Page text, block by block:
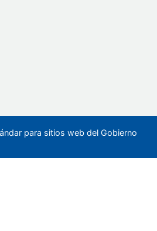
para sitios web del Gobierno